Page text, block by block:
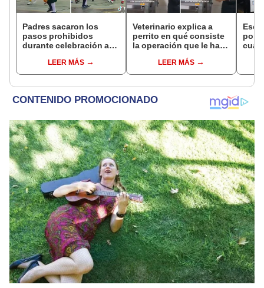
Padres sacaron los
pasos prohibidos
durante celebración a
tal regalo”LEER MÁS
Veterinario explica a
perrito en qué consiste
la operación que le hará
LEER MÁS
por